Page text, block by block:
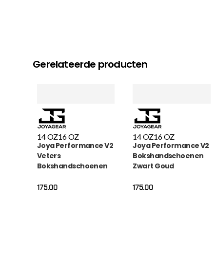
Gerelateerde producten
14 OZ16 OZ
Joya Performance V2
Veters
Bokshandschoenen
175.00
14 OZ16 OZ
Joya Performance V2
Bokshandschoenen
Zwart Goud
175.00